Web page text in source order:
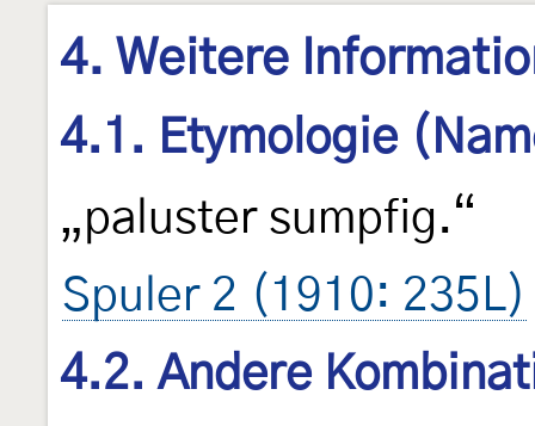
4. Weitere
4.1. Etymologie
„paluster sumpfig.“
Spuler 2 (1910: 235L)
4.2. Andere